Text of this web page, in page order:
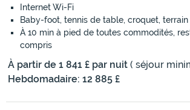
Internet Wi-Fi
Baby-foot, tennis de table, croquet,
À 10 min à pied de toutes commodités,
compris
À partir de 1 841 £ par nuit ( séjour
Hebdomadaire: 12 885 £